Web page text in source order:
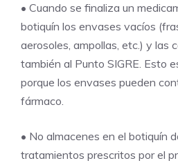
• Cuando se finaliza un
botiquín los envases vacíos
aerosoles, ampollas, etc.) y las
también al Punto SIGRE. Esto
porque los envases pueden
fármaco.
• No almacenes en el botiquín
tratamientos prescritos por el